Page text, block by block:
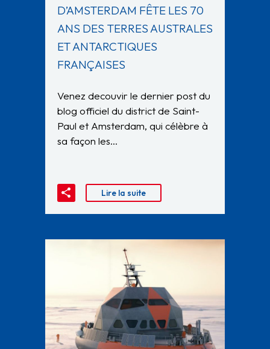
D’AMSTERDAM FÊTE LES 70
ANS DES TERRES AUSTRALES
ET ANTARCTIQUES
FRANÇAISES
Venez decouvir le dernier post du
blog officiel du district de Saint-
Paul et Amsterdam, qui célèbre à
sa façon les…
Lire la suite